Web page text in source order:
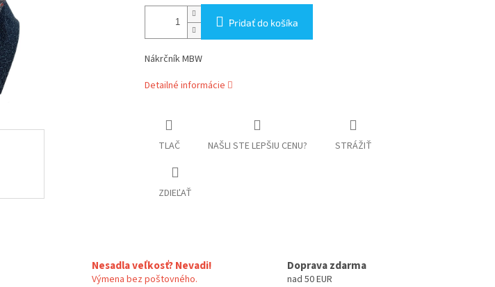
Pridať do košíka
Nákrčník MBW
Detailné informácie
TLAČ NAŠLI STE LEPŠIU CENU? STRÁŽIŤ
ZDIEĽAŤ
Nesadla veľkosť? Nevadi!
Výmena bez poštovného.
Doprava zdarma
nad 50 EUR